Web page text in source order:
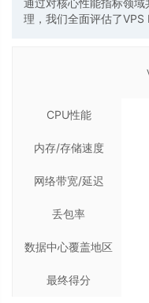
理，我们全面评估了VPS
CPU性能
内存/存储速度
网络带宽/延迟
丢包率
数据中心覆盖地区
数量
最终得分